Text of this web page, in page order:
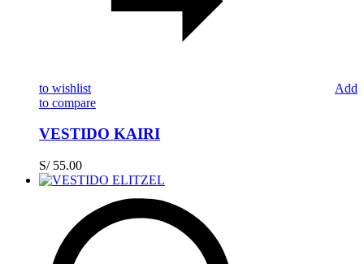
to wishlist
Add
to compare
VESTIDO KAIRI
S/55.00